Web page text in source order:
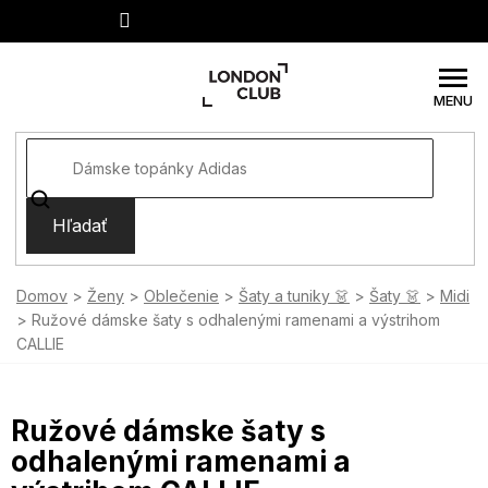
Hľadať
Domov Ženy Oblečenie Šaty a tuniky 👗 Šaty 👗
Midi
Ružové dámske šaty s odhalenými ramenami a výstrihom
CALLIE
Ružové dámske šaty s
odhalenými ramenami a